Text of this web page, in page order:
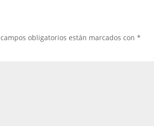
campos obligatorios están marcados con *